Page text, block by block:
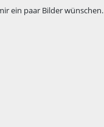
ein paar Bilder wünschen.